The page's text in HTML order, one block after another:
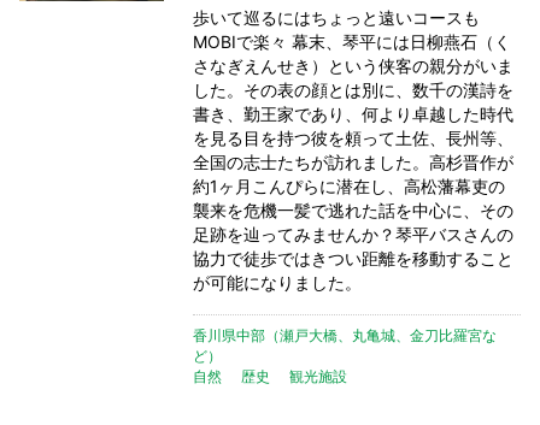
歩いて巡るにはちょっと遠いコースも
MOBIで楽々 幕末、琴平には日柳燕石（く
さなぎえんせき）という侠客の親分がいま
した。その表の顔とは別に、数千の漢詩を
書き、勤王家であり、何より卓越した時代
を見る目を持つ彼を頼って土佐、長州等、
全国の志士たちが訪れました。高杉晋作が
約1ヶ月こんぴらに潜在し、高松藩幕吏の
襲来を危機一髪で逃れた話を中心に、その
足跡を辿ってみませんか？琴平バスさんの
協力で徒歩ではきつい距離を移動すること
が可能になりました。
香川県中部（瀬戸大橋、丸亀城、金刀比羅宮な
ど）
自然
歴史 観光施設